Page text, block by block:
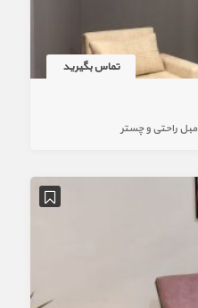
تماس بگیرید
مبل راحتی و چستر